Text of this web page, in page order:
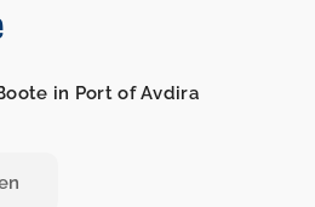
in Port of Avdira